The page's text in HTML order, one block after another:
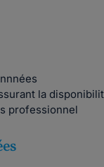
la
professionnel